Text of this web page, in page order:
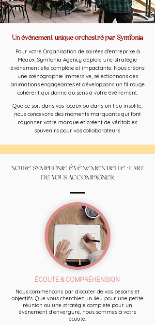
Un événement unique orchestré par Symfonia
Pour votre Organisation de soirées d'entreprise à
Meaux, Symfonia Agency déploie une stratégie
événementielle complète et impactante. Nous créons
une scénographie immersive, sélectionnons des
animations engageantes et développons un fil rouge
cohérent qui donne du sens à votre événement.
Que ce soit dans vos locaux ou dans un lieu insolite,
nous concevons des moments marquants qui font
rayonner votre marque et créent de véritables
souvenirs pour vos collaborateurs.
NOTRE SYMPHONIE ÉVÉNEMENTIELLE : L'ART
DE VOUS ACCOMPAGNER
ÉCOUTE & COMPRÉHENSION
Nous commençons par discuter de vos besoins et
objectifs. Que vous cherchiez un lieu pour une petite
réunion ou une stratégie complète pour un
évènement d’envergure, nous sommes à votre
écoute.